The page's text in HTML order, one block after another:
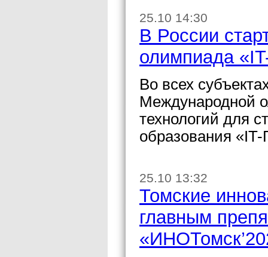
25.10 14:30
В России
олимпиада
Во всех
Международной
технологий для
образования
25.10 13:32
Томские
главным